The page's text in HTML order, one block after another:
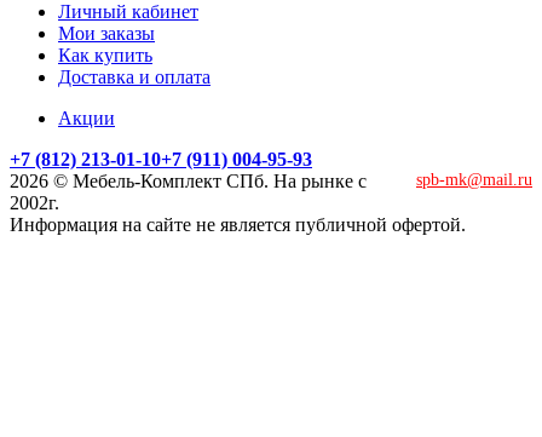
Личный кабинет
Мои заказы
Как купить
Доставка и оплата
Акции
+7 (812) 213-01-10+7 (911) 004-95-93
spb-mk@mail.ru
2026 © Мебель-Комплект СПб. На рынке с
2002г.
Информация на сайте не является публичной офертой.